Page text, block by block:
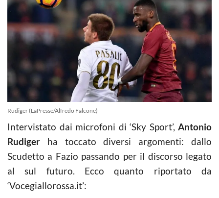
Rudiger (LaPresse/Alfredo Falcone)
Intervistato dai microfoni di ‘Sky Sport’, Antonio
Rudiger ha toccato diversi argomenti: dallo
Scudetto a Fazio passando per il discorso legato
al sul futuro. Ecco quanto riportato da
‘Vocegiallorossa.it’: